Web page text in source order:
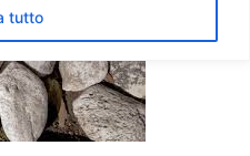
tutto